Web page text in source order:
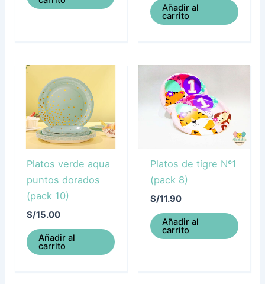
Añadir al
carrito
Platos verde aqua
puntos dorados
(pack 10)
S/15.00
Añadir al
carrito
Platos de tigre Nº1
(pack 8)
S/11.90
Añadir al
carrito